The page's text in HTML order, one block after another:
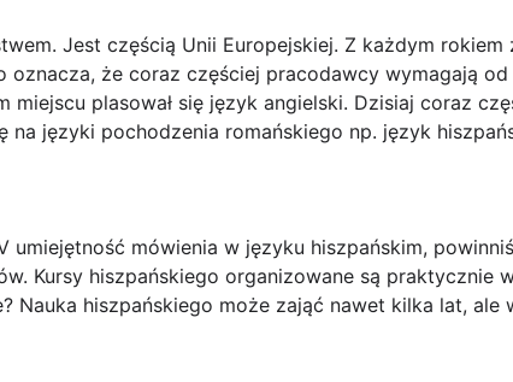
Jest częścią Unii Europejskiej. Z każdym rokiem
oznacza, że coraz częściej pracodawcy wymagają
miejscu plasował się język angielski. Dzisiaj coraz
na języki pochodzenia romańskiego np. język
umiejętność mówienia w języku hiszpańskim,
Kursy hiszpańskiego organizowane są praktycznie
Nauka hiszpańskiego może zająć nawet kilka lat, ale